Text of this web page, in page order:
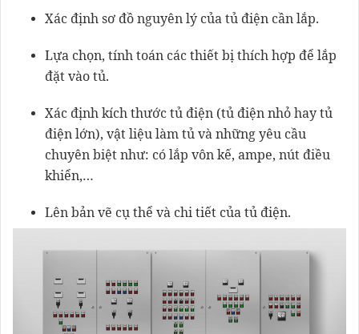
Xác định sơ đồ nguyên lý của tủ điện cần lắp.
Lựa chọn, tính toán các thiết bị thích hợp để lắp
đặt vào tủ.
Xác định kích thước tủ điện (tủ điện nhỏ hay tủ
điện lớn), vật liệu làm tủ và những yêu cầu
chuyên biệt như: có lắp vôn kế, ampe, nút điều
khiển,…
Lên bản vẽ cụ thể và chi tiết của tủ điện.